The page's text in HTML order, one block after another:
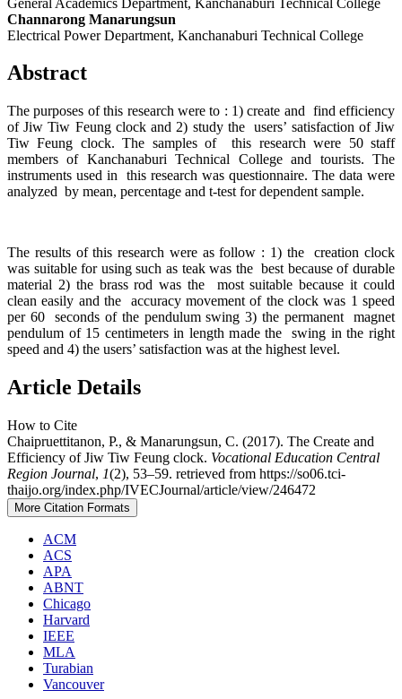
Channarong Manarungsun
Electrical Power Department, Kanchanaburi Technical College
Abstract
The purposes of this research were to : 1) create and find efficiency
of Jiw Tiw Feung clock and 2) study the users’ satisfaction of Jiw
Tiw Feung clock. The samples of this research were 50 staff
members of Kanchanaburi Technical College and tourists. The
instruments used in this research was questionnaire. The data were
analyzed by mean, percentage and t-test for dependent sample.
The results of this research were as follow : 1) the creation clock
was suitable for using such as teak was the best because of durable
material 2) the brass rod was the most suitable because it could
clean easily and the accuracy movement of the clock was 1 speed
per 60 seconds of the pendulum swing 3) the permanent magnet
pendulum of 15 centimeters in length made the swing in the right
speed and 4) the users’ satisfaction was at the highest level.
Article Details
How to Cite
Chaipruettitanon, P., & Manarungsun, C. (2017). The Create and
Efficiency of Jiw Tiw Feung clock. Vocational Education Central
Region Journal, 1(2), 53–59. retrieved from https://so06.tci-
thaijo.org/index.php/IVECJournal/article/view/246472
More Citation Formats
ACM
ACS
APA
ABNT
Chicago
Harvard
IEEE
MLA
Turabian
Vancouver